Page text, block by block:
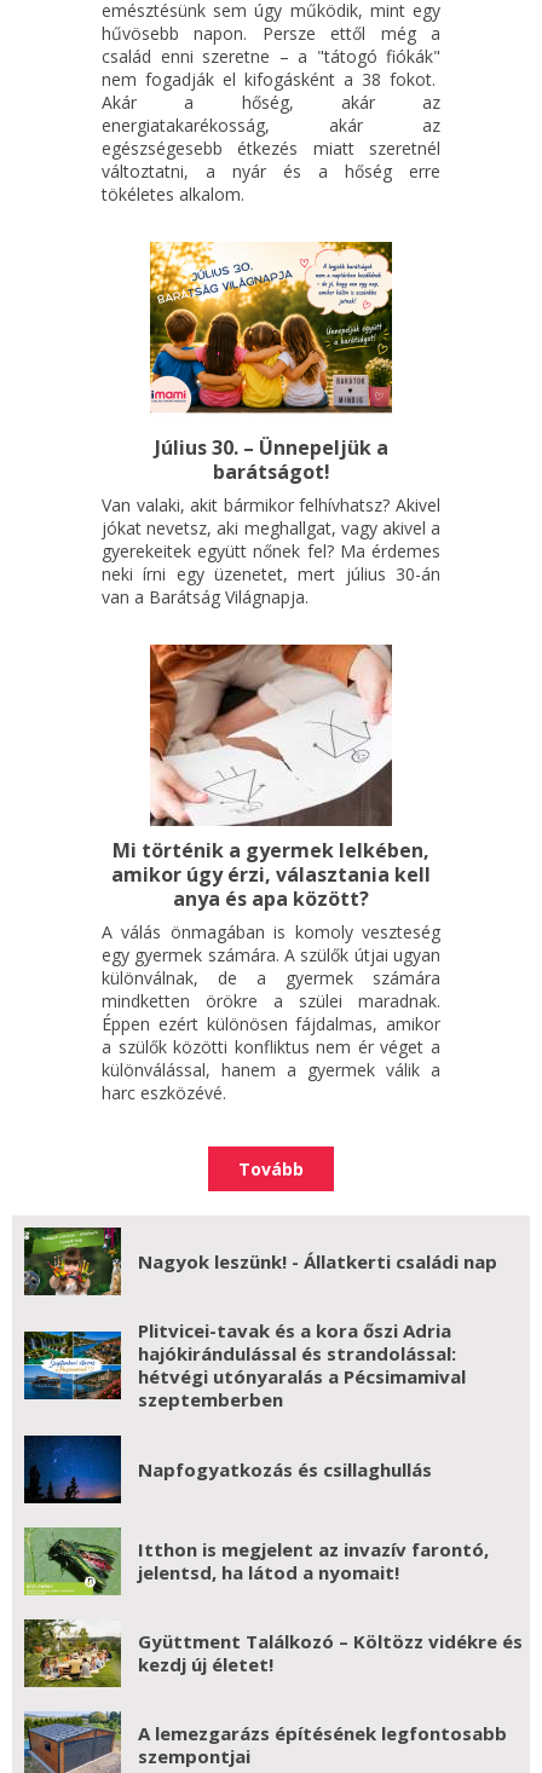
emésztésünk sem úgy működik, mint egy
hűvösebb napon. Persze ettől még a
család enni szeretne – a "tátogó fiókák"
nem fogadják el kifogásként a 38 fokot.
Akár a hőség, akár az
energiatakarékosság, akár az
egészségesebb étkezés miatt szeretnél
változtatni, a nyár és a hőség erre
tökéletes alkalom.
Július 30. – Ünnepeljük a
barátságot!
Van valaki, akit bármikor felhívhatsz? Akivel
jókat nevetsz, aki meghallgat, vagy akivel a
gyerekeitek együtt nőnek fel? Ma érdemes
neki írni egy üzenetet, mert július 30-án
van a Barátság Világnapja.
Mi történik a gyermek lelkében,
amikor úgy érzi, választania kell
anya és apa között?
A válás önmagában is komoly veszteség
egy gyermek számára. A szülők útjai ugyan
különválnak, de a gyermek számára
mindketten örökre a szülei maradnak.
Éppen ezért különösen fájdalmas, amikor
a szülők közötti konfliktus nem ér véget a
különválással, hanem a gyermek válik a
harc eszközévé.
Tovább
Nagyok leszünk! - Állatkerti családi nap
Plitvicei-tavak és a kora őszi Adria
hajókirándulással és strandolással:
hétvégi utónyaralás a Pécsimamival
szeptemberben
Napfogyatkozás és csillaghullás
Itthon is megjelent az invazív farontó,
jelentsd, ha látod a nyomait!
Gyüttment Találkozó – Költözz vidékre és
kezdj új életet!
A lemezgarázs építésének legfontosabb
szempontjai